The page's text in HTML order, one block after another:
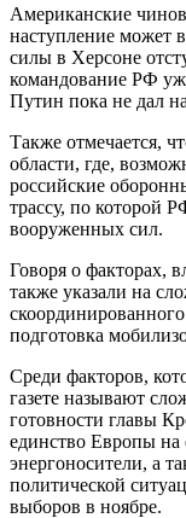
Американские
наступление может
силы в Херсоне
командование РФ
Путин пока не дал
Также отмечается,
области, где,
российские
трассу, по которой
вооруженных сил.
Говоря о факторах,
также указали на
подготовка
Среди факторов,
газете называют
готовности главы
единство Европы на
энергоносители, а
политической
выборов в ноябре.